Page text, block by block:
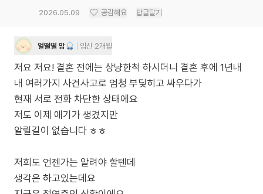
2026.05.09 공감해요 답글달기
얼떨떨 맘 임신 2개월
저요 저요! 결혼 전에는 상냥한척 하시더니 결혼 후에 1년내
내 여러가지 사건사고로 엄청 부딫히고 싸우다가
현재 서로 전화 차단한 상태에요
저도 이제 애기가 생겼지만
알릴길이 없습니다 ㅎㅎ
저희도 언젠가는 알려야 할텐데
생각은 하고있는데요